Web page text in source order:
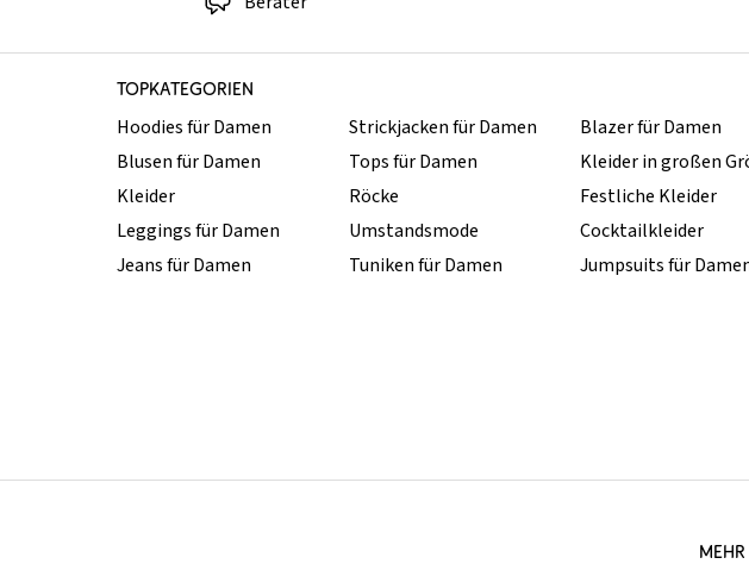
TOPKATEGORIEN
Hoodies für Damen
Blusen für Damen
Kleider
Leggings für Damen
Jeans für Damen
Strickjacken für Damen
Tops für Damen
Röcke
Umstandsmode
Tuniken für Damen
Blazer für Damen
Kleider in großen
Festliche Kleider
Cocktailkleider
Jumpsuits für